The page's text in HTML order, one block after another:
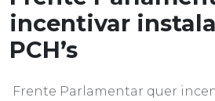
incentivar
PCH’s
Frente Parlamentar quer